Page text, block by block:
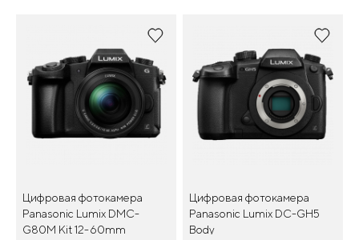
Цифровая фотокамера
Panasonic Lumix DMC-
G80M Kit 12-60mm
Цифровая фотокамера
Panasonic Lumix DC-GH5
Body